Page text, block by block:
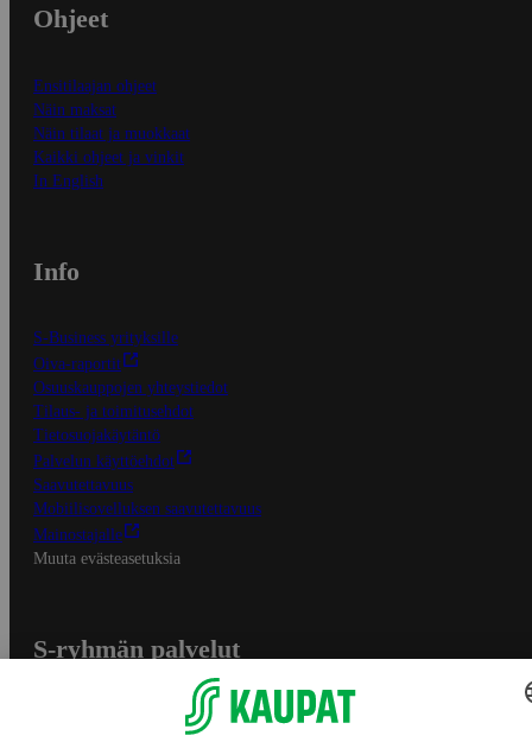
Ohjeet
Ensitilaajan ohjeet
Näin maksat
Näin tilaat ja muokkaat
Kaikki ohjeet ja vinkit
In English
Info
S-Business yrityksille
Oiva-raportit
Osuuskauppojen yhteystiedot
Tilaus- ja toimitusehdot
Tietosuojakäytäntö
Palvelun käyttöehdot
Saavutettavuus
Mobiilisovelluksen saavutettavuus
Mainostajalle
Muuta evästeasetuksia
S-ryhmän palvelut